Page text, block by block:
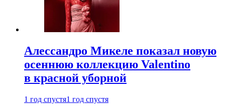
Алессандро Микеле показал новую
осеннюю коллекцию Valentino
в красной уборной
1 год спустя1 год спустя